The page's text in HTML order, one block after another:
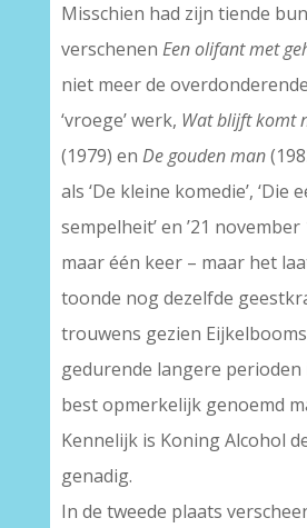
Misschien had zijn tiende
verschenen Een olifant met
niet meer de
‘vroege’ werk, Wat blijft komt
(1979) en De gouden man
als ‘De kleine komedie’, ‘Die
sempelheit’ en ’21 november
maar één keer – maar het
toonde nog dezelfde
trouwens gezien
gedurende langere perioden
best opmerkelijk genoemd
Kennelijk is Koning Alcohol
genadig.
In de tweede plaats